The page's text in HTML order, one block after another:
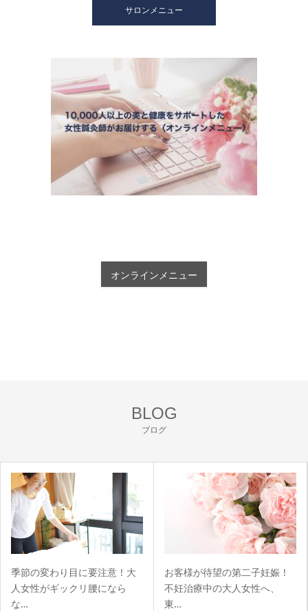
サロンメニュー
オンラインメニュー
BLOG
ブログ
季節の変わり目に要注意！大
人女性がギックリ腰になら
な…
お客様が待望の第二子妊娠！
不妊治療中の大人女性へ、
東…